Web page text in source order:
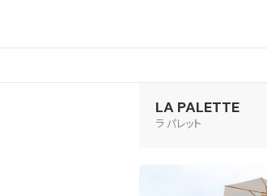
LA PALETTE
ラ パレット